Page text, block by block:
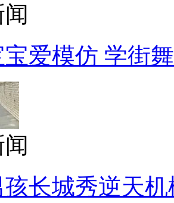
爱模仿 学街
长城秀逆天机